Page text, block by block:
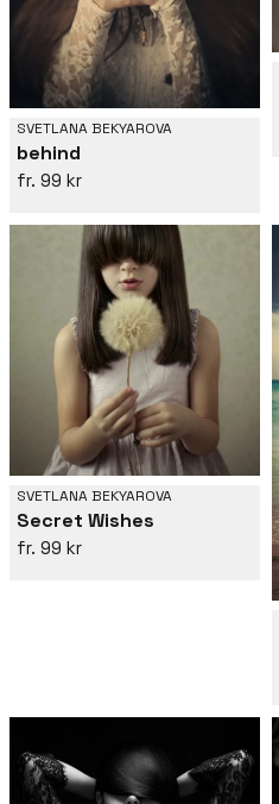
SVETLANA BEKYAROVA
behind
99 kr
SVETLANA BEKYAROVA
Secret Wishes
99 kr